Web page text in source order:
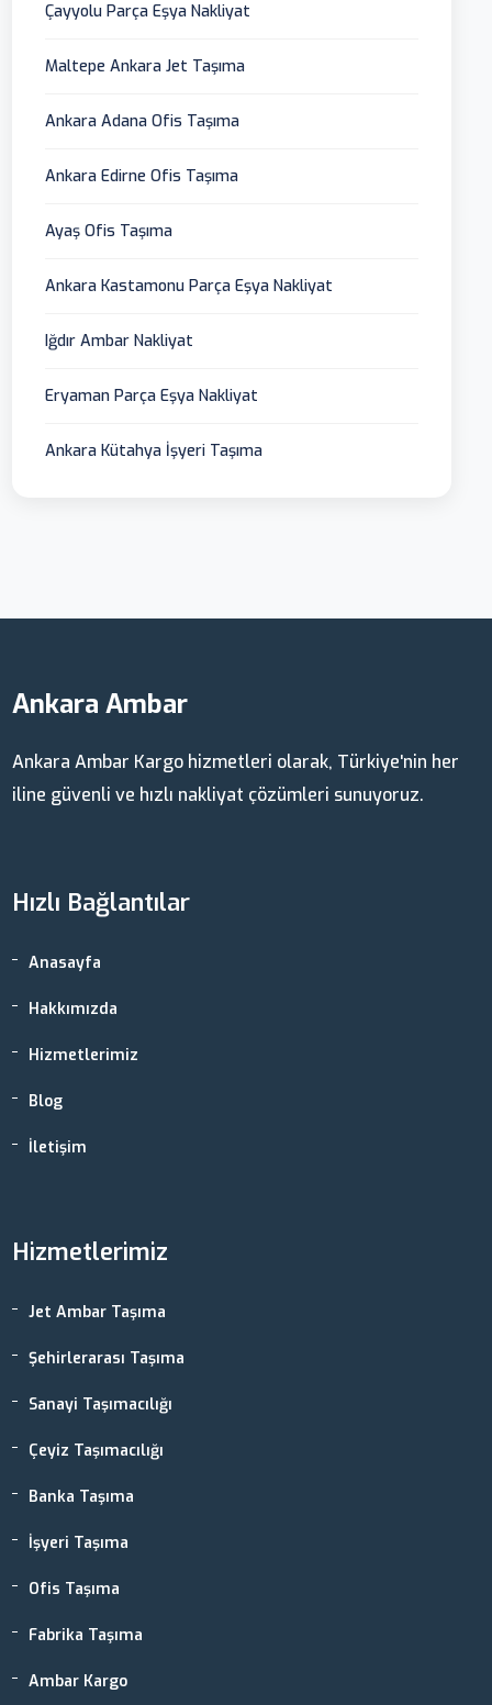
Çayyolu Parça Eşya Nakliyat
Maltepe Ankara Jet Taşıma
Ankara Adana Ofis Taşıma
Ankara Edirne Ofis Taşıma
Ayaş Ofis Taşıma
Ankara Kastamonu Parça Eşya Nakliyat
Iğdır Ambar Nakliyat
Eryaman Parça Eşya Nakliyat
Ankara Kütahya İşyeri Taşıma
Ankara Ambar
Ankara Ambar Kargo hizmetleri olarak, Türkiye'nin her
iline güvenli ve hızlı nakliyat çözümleri sunuyoruz.
Hızlı Bağlantılar
Anasayfa
Hakkımızda
Hizmetlerimiz
Blog
İletişim
Hizmetlerimiz
Jet Ambar Taşıma
Şehirlerarası Taşıma
Sanayi Taşımacılığı
Çeyiz Taşımacılığı
Banka Taşıma
İşyeri Taşıma
Ofis Taşıma
Fabrika Taşıma
Ambar Kargo